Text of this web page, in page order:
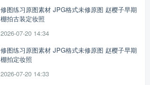
修图练习原图素材 JPG格式未修原图 赵樱子早期
棚拍古装定妆照
2026-07-20 14:34
修图练习原图素材 JPG格式未修原图 赵樱子早期
棚拍定妆照
2026-07-20 14:33